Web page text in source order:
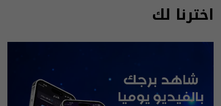
اخترنا لك